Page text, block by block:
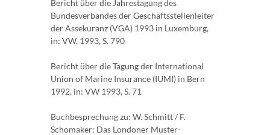
Bericht über die Jahrestagung des
Bundesverbandes der Geschäftsstellenleiter
der Assekuranz (VGA) 1993 in Luxemburg,
in: VW, 1993, S. 790
Bericht über die Tagung der International
Union of Marine Insurance (IUMI) in Bern
1992, in: VW 1993, S. 71
Buchbesprechung zu: W. Schmitt / F.
Schomaker: Das Londoner Muster-